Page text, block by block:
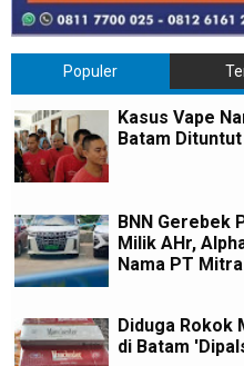
Populer
Kasus Vape
Batam
BNN Gerebek
Milik AHr,
Nama PT
Diduga Rokok
di Batam